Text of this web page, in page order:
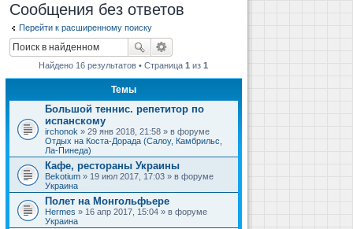
Сообщения без ответов
Перейти к расширенному поиску
Найдено 16 результатов • Страница1 из1
Темы
Большой теннис. репетитор по
испанскому
irchonok » 29 янв 2018, 21:58 » в форуме
Отдых на Коста-Дорада (Салоу, Камбрильс,
Ла-Пинеда)
Кафе, рестораны Украины
Bekotium » 19 июл 2017, 17:03 » в форуме
Украина
Полет на Монгольфьере
Hermes » 16 апр 2017, 15:04 » в форуме
Украина